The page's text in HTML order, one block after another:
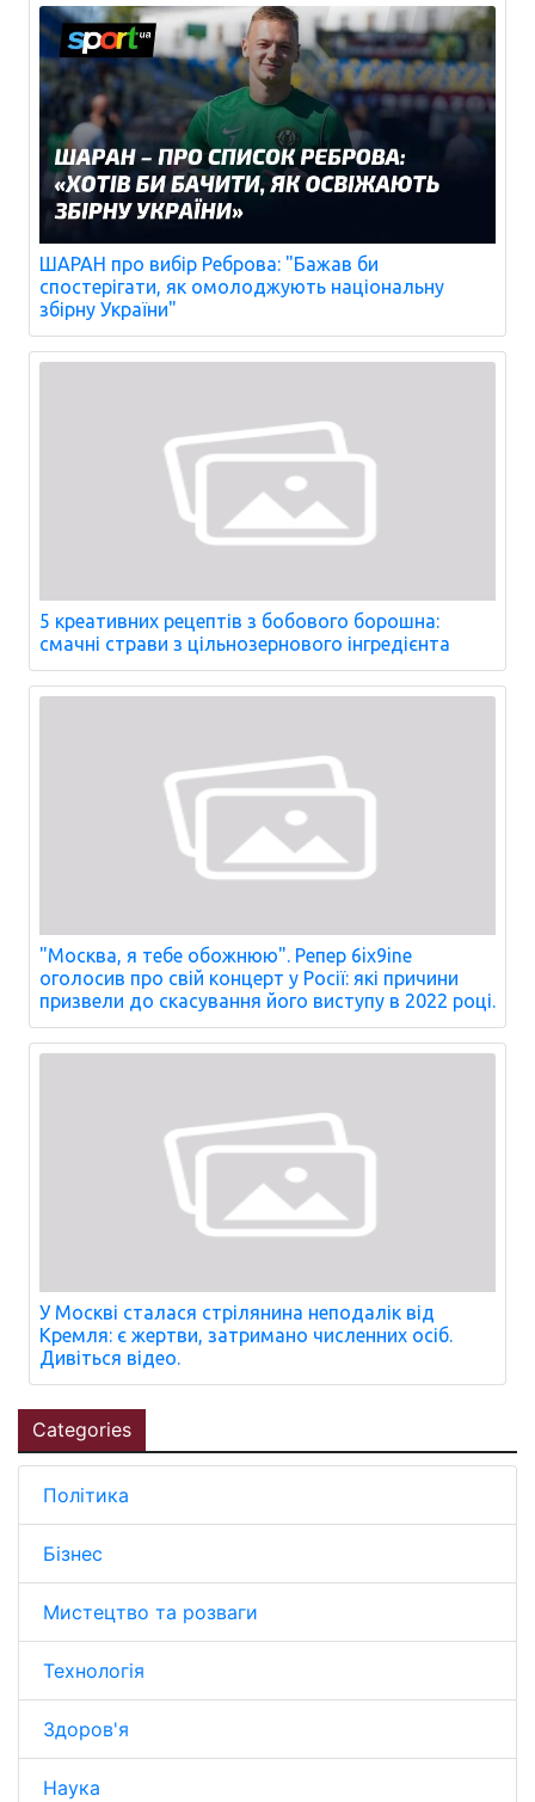
ШАРАН про вибір Реброва: "Бажав би
спостерігати, як омолоджують національну
збірну України"
5 креативних рецептів з бобового борошна:
смачні страви з цільнозернового інгредієнта
"Москва, я тебе обожнюю". Репер 6ix9ine
оголосив про свій концерт у Росії: які причини
призвели до скасування його виступу в 2022 році.
У Москві сталася стрілянина неподалік від
Кремля: є жертви, затримано численних осіб.
Дивіться відео.
Categories
Політика
Бізнес
Мистецтво та розваги
Технологія
Здоров'я
Наука